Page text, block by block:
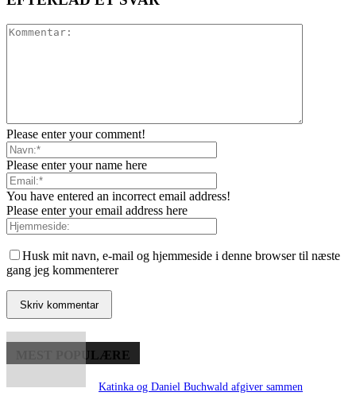
Please enter your comment!
Please enter your name here
You have entered an incorrect email address!
Please enter your email address here
Husk mit navn, e-mail og hjemmeside i denne browser til næste
gang jeg kommenterer
MEST POPULÆRE
Katinka og Daniel Buchwald afgiver sammen